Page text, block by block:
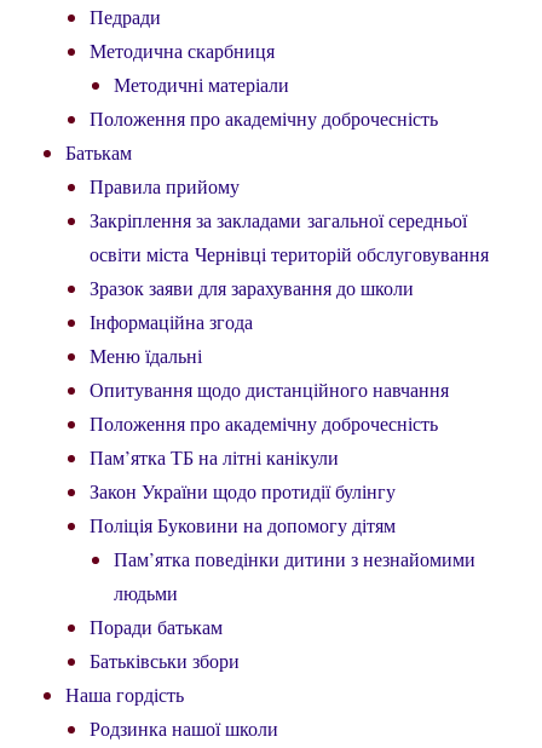
Педради
Методична скарбниця
Методичні матеріали
Положення про академічну доброчесність
Батькам
Правила прийому
Закріплення за закладами загальної середньої
освіти міста Чернівці територій обслуговування
Зразок заяви для зарахування до школи
Інформаційна згода
Меню їдальні
Опитування щодо дистанційного навчання
Положення про академічну доброчесність
Пам’ятка ТБ на літні канікули
Закон України щодо протидії булінгу
Поліція Буковини на допомогу дітям
Пам’ятка поведінки дитини з незнайомими
людьми
Поради батькам
Батьківськи збори
Наша гордість
Родзинка нашої школи